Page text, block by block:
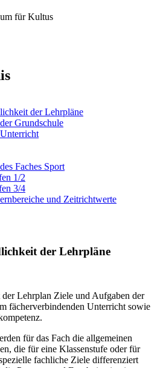
für Kultus
der Lehrpläne
Grundschule
Faches Sport
1/2
3/4
und Zeitrichtwerte
der Lehrpläne
Lehrplan Ziele und Aufgaben der
fächerverbindenden Unterricht sowie
für das Fach die allgemeinen
die für eine Klassenstufe oder für
fachliche Ziele differenziert